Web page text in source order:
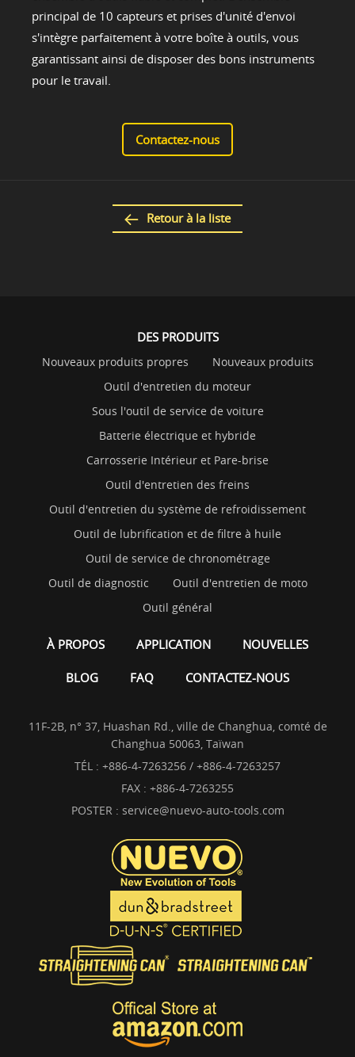
principal de 10 capteurs et prises d'unité d'envoi
s'intègre parfaitement à votre boîte à outils, vous
garantissant ainsi de disposer des bons instruments
pour le travail.
Contactez-nous
Retour à la liste
DES PRODUITS
Nouveaux produits propres
Nouveaux produits
Outil d'entretien du moteur
Sous l'outil de service de voiture
Batterie électrique et hybride
Carrosserie Intérieur et Pare-brise
Outil d'entretien des freins
Outil d'entretien du système de refroidissement
Outil de lubrification et de filtre à huile
Outil de service de chronométrage
Outil de diagnostic
Outil d'entretien de moto
Outil général
À PROPOS APPLICATION NOUVELLES
BLOG FAQ CONTACTEZ-NOUS
11F-2B, n° 37, Huashan Rd., ville de Changhua, comté de
Changhua 50063, Taïwan
TÉL : +886-4-7263256 / +886-4-7263257
FAX : +886-4-7263255
POSTER : service@nuevo-auto-tools.com